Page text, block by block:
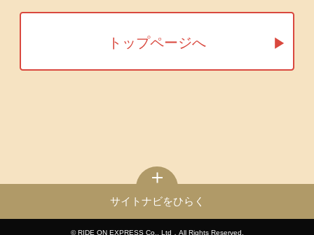
トップページへ
サイトナビをひらく
© RIDE ON EXPRESS Co., Ltd．All Rights Reserved.